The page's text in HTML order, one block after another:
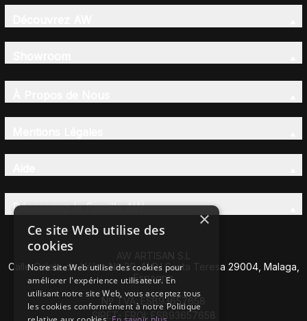
Découvrez la Famille AW
AW ARTISAN S.L
Calle Caleta de Vélez Nº 39-41 P.I Santa Teresa 29004, Malaga,
Espagne
Nº TVA: ESB93657658
SIRET- EROI: ESB93657658
×
Ce site Web utilise des
cookies
Notre site Web utilise des cookies pour
améliorer l'expérience utilisateur. En
utilisant notre site Web, vous acceptez tous
les cookies conformément à notre Politique